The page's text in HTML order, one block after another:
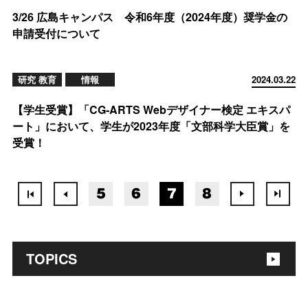
TOPICS
3/26 広島キャンパス 令和6年度（2024年度）奨学金の
申請受付について
2024.03.22
研究 教育 情報
【学生受賞】「CG-ARTS Webデザイナー検定 エキスパ
ート」において、学生が2023年度「文部科学大臣賞」を
受賞！
5 6 7 8